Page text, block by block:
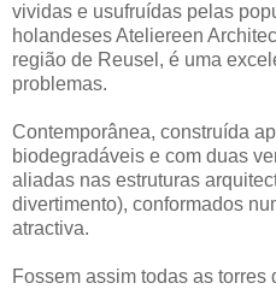
vividas e usufruídas pelas
holandeses Ateliereen
região de Reusel, é uma
problemas.
Contemporânea, construída
biodegradáveis e com duas
aliadas nas estruturas
divertimento), conformados
atractiva.
Fossem assim todas as torres